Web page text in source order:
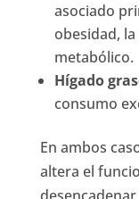
asociado
obesidad,
metabólico.
Hígado
consumo
En ambos
altera el